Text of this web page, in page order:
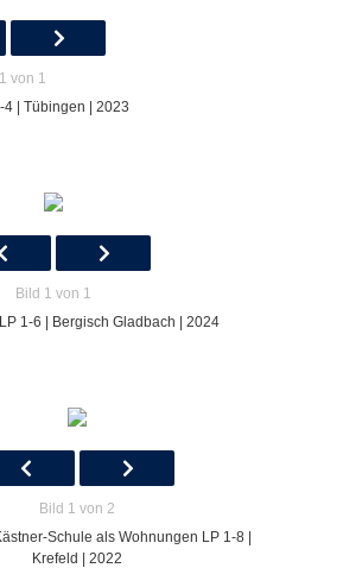
von 1
| Tübingen | 2023
Bild 1 von 1
1-6 | Bergisch Gladbach | 2024
Bild 1 von 2
Schule als Wohnungen LP 1-8 |
Krefeld | 2022